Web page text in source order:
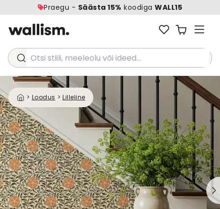
Praegu - Säästa 15% koodiga WALL15
Otsi stiili, meeleolu või ideed...
> Loodus > Lilleline